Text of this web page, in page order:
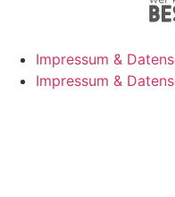
Impressum &
Impressum &